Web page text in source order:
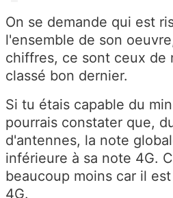
On se demande qui est
l'ensemble de son
chiffres, ce sont ceux de
classé bon dernier.
Si tu étais capable du
pourrais constater que,
d'antennes, la note
inférieure à sa note 4G.
beaucoup moins car il
4G.